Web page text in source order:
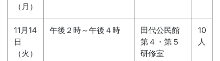
（月）
11月14
日
（火）
午後２時～午後４時
田代公民館
第４・第５
研修室
10
人